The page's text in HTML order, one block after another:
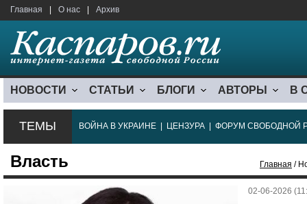
Главная О нас Архив
НОВОСТИ СТАТЬИ БЛОГИ АВТОРЫ В
ТЕМЫ ВОЙНА В УКРАИНЕ ЦЕНЗУРА ФОРУМ СВОБОДНОЙ
Власть Главная /
02-06-2026